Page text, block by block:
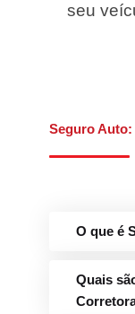
seu
Seguro
O que é
Quais